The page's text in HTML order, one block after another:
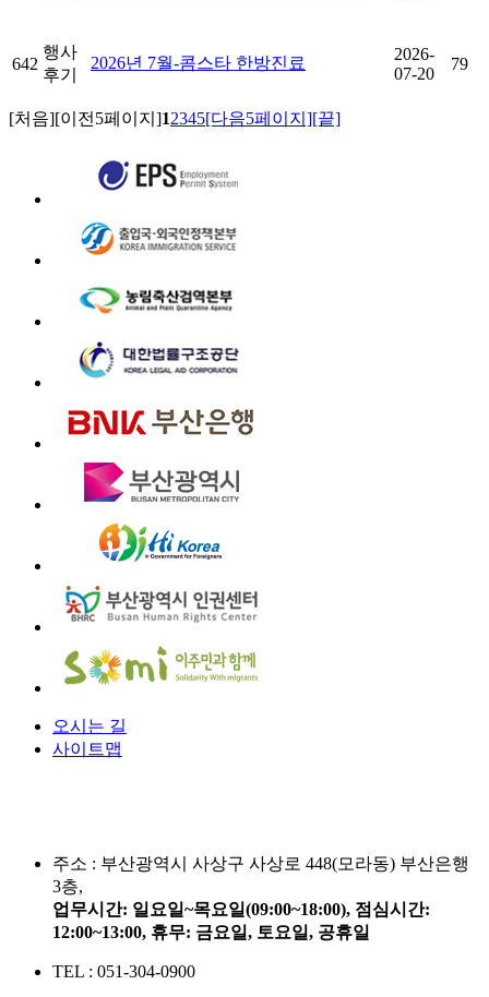
642
행사
후기
2026년 7월-콤스타 한방진료
2026-
07-20
79
[처음][이전5페이지]12345[다음5페이지][끝]
오시는 길
사이트맵
주소 : 부산광역시 사상구 사상로 448(모라동) 부산은행
3층,
업무시간: 일요일~목요일(09:00~18:00), 점심시간:
12:00~13:00, 휴무: 금요일, 토요일, 공휴일
TEL : 051-304-0900